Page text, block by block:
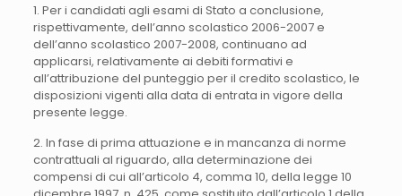
1. Per i candidati agli esami di Stato a conclusione,
rispettivamente, dell’anno scolastico 2006-2007 e
dell’anno scolastico 2007-2008, continuano ad
applicarsi, relativamente ai debiti formativi e
all’attribuzione del punteggio per il credito scolastico, le
disposizioni vigenti alla data di entrata in vigore della
presente legge.
2. In fase di prima attuazione e in mancanza di norme
contrattuali al riguardo, alla determinazione dei
compensi di cui all’articolo 4, comma 10, della legge 10